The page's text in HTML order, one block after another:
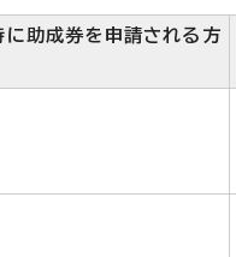
に助成券を申請される方